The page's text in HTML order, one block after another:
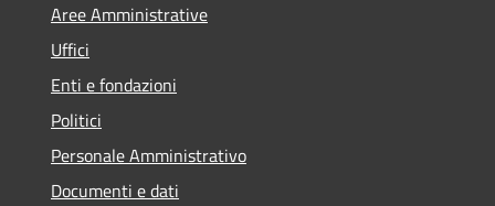
Aree Amministrative
Uffici
Enti e fondazioni
Politici
Personale Amministrativo
Documenti e dati